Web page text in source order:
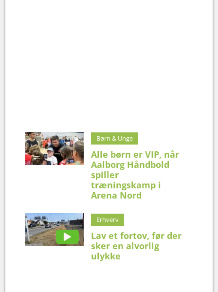
Børn & Unge
Alle børn er VIP, når
Aalborg Håndbold
spiller
træningskamp i
Arena Nord
Erhverv
Lav et fortov, før der
sker en alvorlig
ulykke